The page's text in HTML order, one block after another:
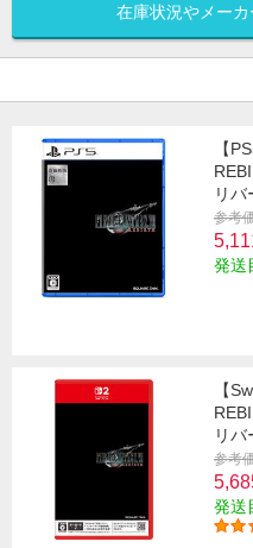
在庫状況やメー
【
リバ
参考
発送
【
リバ
参考
発送